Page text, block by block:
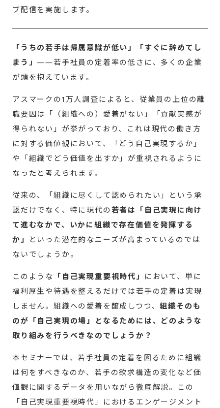
ブ配信を実施します。
「うちの若手は帰属意識が低い」「すぐに辞めてし
まう」――若手社員の定着率の低さに、多くの企業
が頭を抱えています。
アスマークの1万人調査によると、従業員の上位の離
職要因は「（組織への）愛着がない」「貢献実感が
得られない」が挙がっており、これは現代の働き方
に対する価値観において、「どう自己実現するか」
や「組織でどう価値を出すか」が重視されるように
なったと考えられます。
従来の、「組織に尽くして認められたい」という承
認だけでなく、特に現代の若者は「自己実現に向け
て進むなかで、いかに組織で存在価値を発揮する
か」
といった潜在的なニーズが高まっているのでは
ないでしょうか。
このような 「自己実現重要視時代」
において、単に
福利厚生や待遇を整えるだけでは若手の定着は実現
しません。組織への愛着を醸成しつつ、組織そのも
のが「自己実現の場」となるためには、どのような
取り組みを行うべきなのでしょうか？
本セミナーでは、若手社員の定着を図るために組織
は何をすべきなのか、若手の欲求構造の変化など価
値観に関するデータを用いながら徹底解説。この
「自己実現重要視時代」におけるエンゲージメント